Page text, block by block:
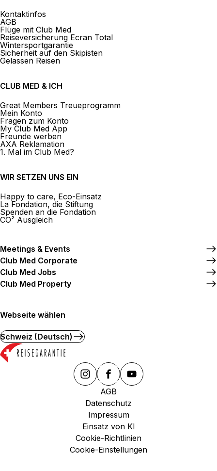
Kontaktinfos
AGB
Flüge mit Club Med
Reiseversicherung Ecran Total
Wintersportgarantie
Sicherheit auf den Skipisten
Gelassen Reisen
CLUB MED & ICH
Great Members Treueprogramm
Mein Konto
Fragen zum Konto
My Club Med App
Freunde werben
AXA Reklamation
1. Mal im Club Med?
WIR SETZEN UNS EIN
Happy to care, Eco-Einsatz
La Fondation, die Stiftung
Spenden an die Fondation
CO² Ausgleich
Meetings & Events
Club Med Corporate
Club Med Jobs
Club Med Property
Webseite wählen
Schweiz (Deutsch)
AGB
Datenschutz
Impressum
Einsatz von KI
Cookie-Richtlinien
Cookie-Einstellungen